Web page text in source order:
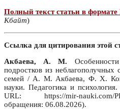
Полный текст статьи в формате
Кбайт)
Ссылка для цитирования этой
Акбаева, А. М.
подростков из
семей / А. М. Акбаева, Ф. Х.
науки. Педагогика и
URL: https://mir-nauki.com/
обращения: 06.08.2026).